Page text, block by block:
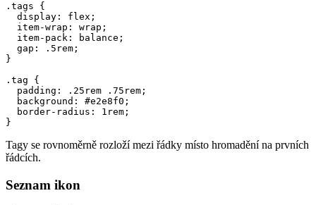
.tags {
  display: flex;
  item-wrap: wrap;
  item-pack: balance;
  gap: .5rem;
}
.tag {
  padding: .25rem .75rem;
  background: #e2e8f0;
  border-radius: 1rem;
}
Tagy se rovnoměrně rozloží mezi řádky místo hromadění na prvních
řádcích.
Seznam ikon